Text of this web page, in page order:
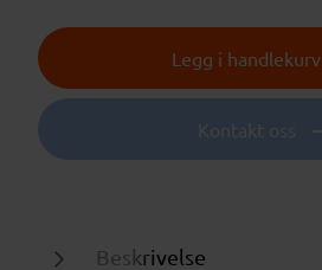
Legg i handlekurv
Kontakt oss
Beskrivelse